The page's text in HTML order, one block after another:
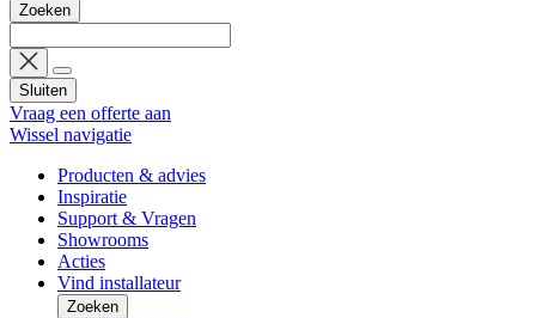
Zoeken
Sluiten
Vraag een offerte aan
Wissel navigatie
Producten & advies
Inspiratie
Support & Vragen
Showrooms
Acties
Vind installateur
Zoeken